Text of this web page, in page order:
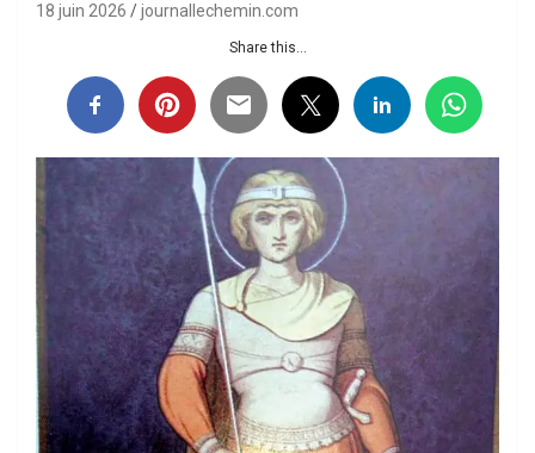
18 juin 2026 journallechemin.com
Share this...